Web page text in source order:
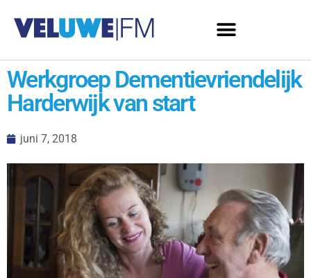
Werkgroep Dementievriendelijk
Harderwijk van start
juni 7, 2018